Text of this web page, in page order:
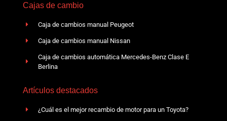
Cajas de cambio
Caja de cambios manual Peugeot
Caja de cambios manual Nissan
Caja de cambios automática Mercedes-Benz Clase E
Berlina
Artículos destacados
¿Cuál es el mejor recambio de motor para un Toyota?